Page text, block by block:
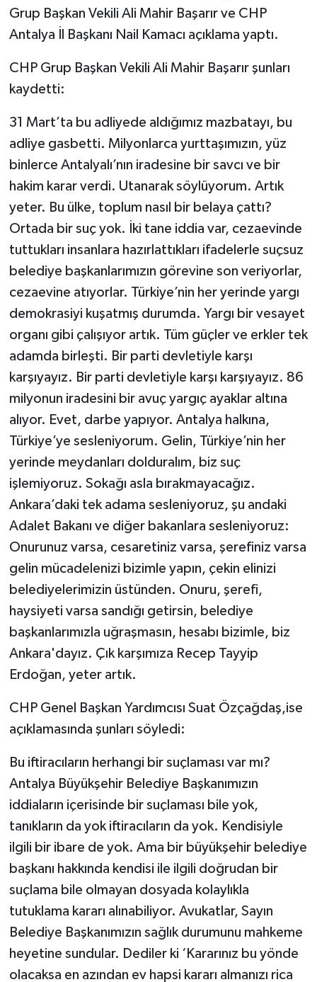
Grup Başkan Vekili Ali Mahir Başarır ve CHP
Antalya İl Başkanı Nail Kamacı açıklama yaptı.
CHP Grup Başkan Vekili Ali Mahir Başarır şunları
kaydetti:
31 Mart’ta bu adliyede aldığımız mazbatayı, bu
adliye gasbetti. Milyonlarca yurttaşımızın, yüz
binlerce Antalyalı’nın iradesine bir savcı ve bir
hakim karar verdi. Utanarak söylüyorum. Artık
yeter. Bu ülke, toplum nasıl bir belaya çattı?
Ortada bir suç yok. İki tane iddia var, cezaevinde
tuttukları insanlara hazırlattıkları ifadelerle suçsuz
belediye başkanlarımızın görevine son veriyorlar,
cezaevine atıyorlar. Türkiye’nin her yerinde yargı
demokrasiyi kuşatmış durumda. Yargı bir vesayet
organı gibi çalışıyor artık. Tüm güçler ve erkler tek
adamda birleşti. Bir parti devletiyle karşı
karşıyayız. Bir parti devletiyle karşı karşıyayız. 86
milyonun iradesini bir avuç yargıç ayaklar altına
alıyor. Evet, darbe yapıyor. Antalya halkına,
Türkiye’ye sesleniyorum. Gelin, Türkiye’nin her
yerinde meydanları dolduralım, biz suç
işlemiyoruz. Sokağı asla bırakmayacağız.
Ankara’daki tek adama sesleniyoruz, şu andaki
Adalet Bakanı ve diğer bakanlara sesleniyoruz:
Onurunuz varsa, cesaretiniz varsa, şerefiniz varsa
gelin mücadelenizi bizimle yapın, çekin elinizi
belediyelerimizin üstünden. Onuru, şerefi,
haysiyeti varsa sandığı getirsin, belediye
başkanlarımızla uğraşmasın, hesabı bizimle, biz
Ankara'dayız. Çık karşımıza Recep Tayyip
Erdoğan, yeter artık.
CHP Genel Başkan Yardımcısı Suat Özçağdaş,ise
açıklamasında şunları söyledi:
Bu iftiracıların herhangi bir suçlaması var mı?
Antalya Büyükşehir Belediye Başkanımızın
iddiaların içerisinde bir suçlaması bile yok,
tanıkların da yok iftiracıların da yok. Kendisiyle
ilgili bir ibare de yok. Ama bir büyükşehir belediye
başkanı hakkında kendisi ile ilgili doğrudan bir
suçlama bile olmayan dosyada kolaylıkla
tutuklama kararı alınabiliyor. Avukatlar, Sayın
Belediye Başkanımızın sağlık durumunu mahkeme
heyetine sundular. Dediler ki ‘Kararınız bu yönde
olacaksa en azından ev hapsi kararı almanızı rica